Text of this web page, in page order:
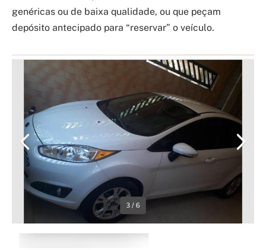
genéricas ou de baixa qualidade, ou que peçam
depósito antecipado para “reservar” o veículo.